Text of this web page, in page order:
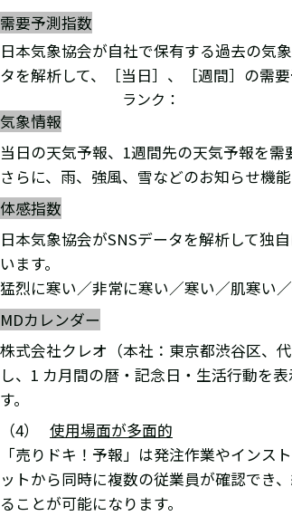
需要予測指数
日本気象協会が自社で保有する過去の気
タを解析して、［当日］、［週間］の需
ランク：
気象情報
当日の天気予報、1週間先の天気予報を
さらに、雨、強風、雪などのお知らせ機
体感指数
日本気象協会がSNSデータを解析して独
います。
猛烈に寒い／非常に寒い／寒い／肌寒い
MDカレンダー
株式会社クレオ（本社：東京都渋谷区、
し、1 カ月間の暦・記念日・生活行動を
す。
（4） 使用場面が多面的
「売りドキ！予報」は発注作業やイン
ットから同時に複数の従業員が確認でき
ることが可能になります。